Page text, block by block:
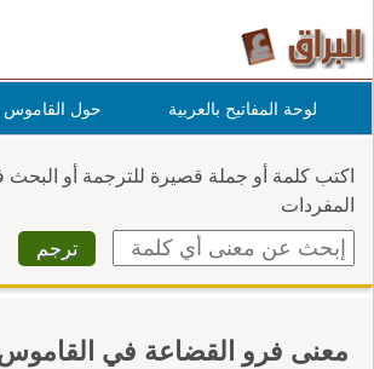
لوحة المفاتيح بالعربية حول القاموس
اكتب كلمة أو جملة قصيرة للترجمة أو
المفردات
معنى فرو القضاعة في